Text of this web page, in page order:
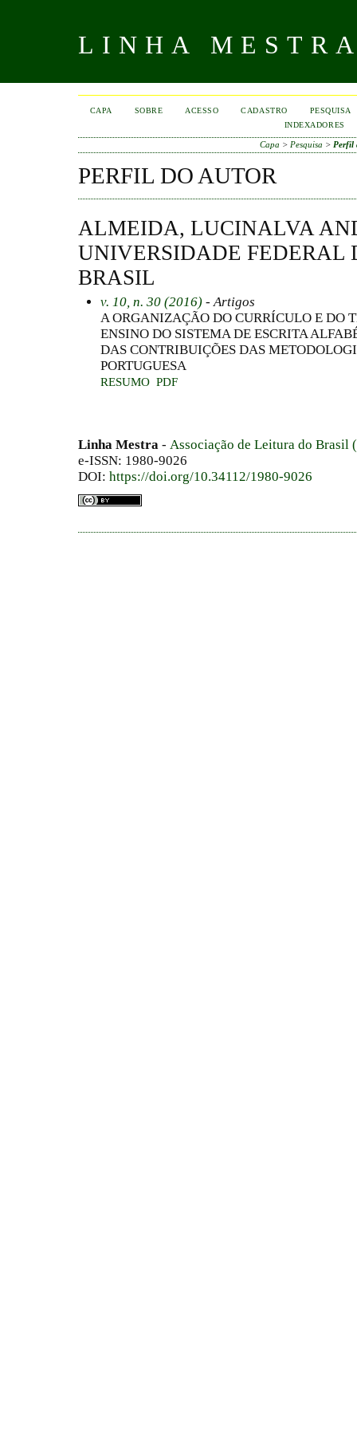
LINHA
CAPA SOBRE ACESSO CADASTRO
PESQUISA
INDEXADORES
Capa > Pesquisa > Perfil
PERFIL DO AUTOR
ALMEIDA, LUCINALVA
UNIVERSIDADE FEDERAL
BRASIL
v. 10, n. 30 (2016) - Artigos
A ORGANIZAÇÃO DO CURRÍCULO E DO
ENSINO DO SISTEMA DE ESCRITA
DAS CONTRIBUIÇÕES DAS
PORTUGUESA
RESUMO PDF
Linha Mestra - Associação de Leitura do Brasil
e-ISSN: 1980-9026
DOI: https://doi.org/10.34112/1980-9026